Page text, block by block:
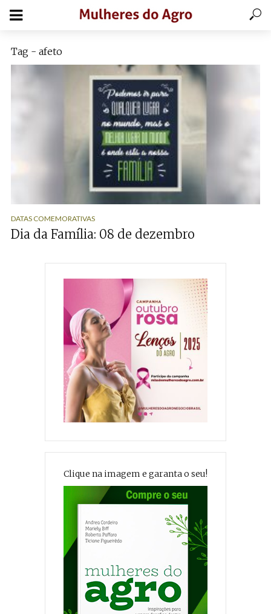
Tag - afeto
DATAS COMEMORATIVAS
Dia da Família: 08 de dezembro
Clique na imagem e garanta o seu!